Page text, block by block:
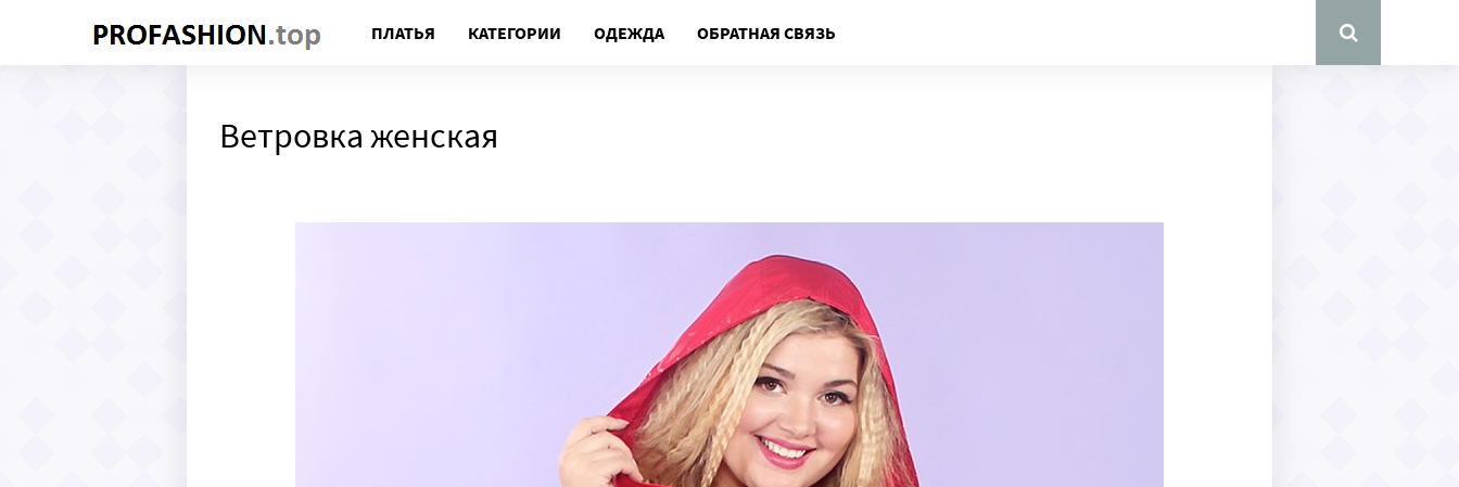
ПЛАТЬЯ КАТЕГОРИИ ОДЕЖДА ОБРАТНАЯ СВЯЗЬ
Ветровка женская